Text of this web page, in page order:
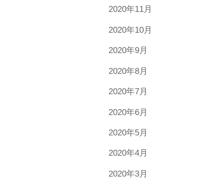
2020年11月
2020年10月
2020年9月
2020年8月
2020年7月
2020年6月
2020年5月
2020年4月
2020年3月